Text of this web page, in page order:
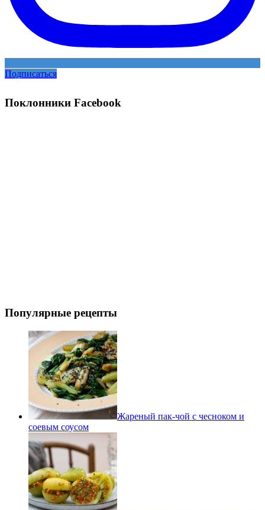
Подписаться
Поклонники Facebook
Популярные рецепты
Жареный пак-чой с чесноком и
соевым соусом